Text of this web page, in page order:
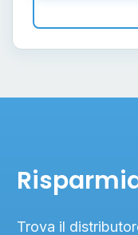
Trova il